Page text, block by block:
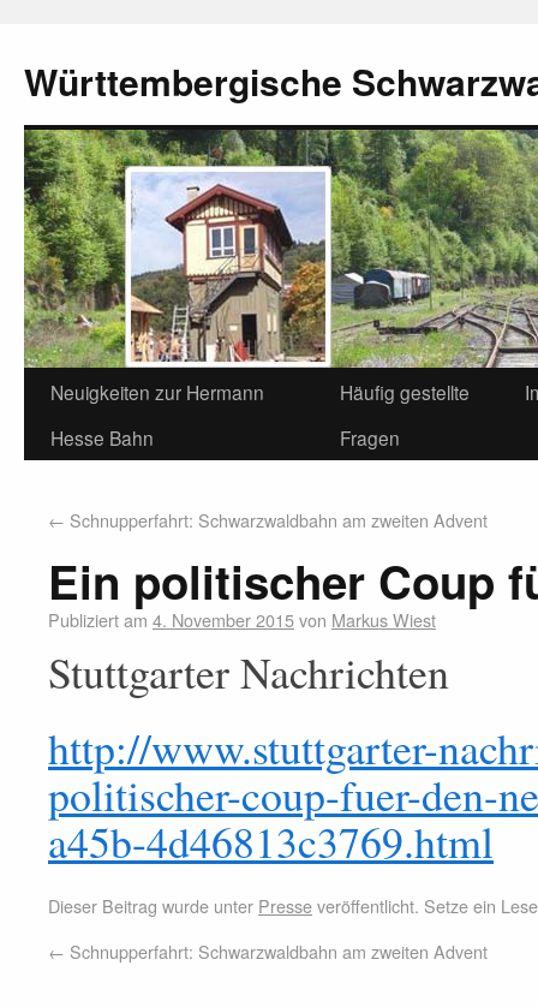
Württembergische
Neuigkeiten zur Hermann
Hesse Bahn
Häufig gestellte
Fragen
← Schnupperfahrt: Schwarzwaldbahn am zweiten Advent
Ein politischer Coup
Publiziert am 4. November 2015von Markus Wiest
Stuttgarter Nachrichten
http://www.stuttgarter-
politischer-coup-fuer-den-
a45b-4d46813c3769.html
Dieser Beitrag wurde unter Presseveröffentlicht. Setze ein
← Schnupperfahrt: Schwarzwaldbahn am zweiten Advent